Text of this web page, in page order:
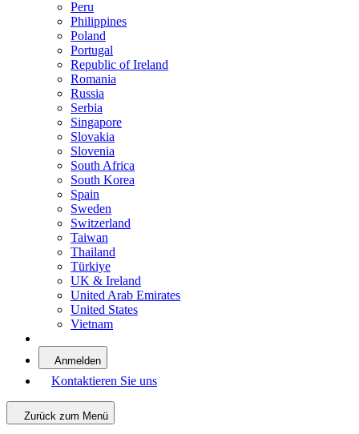
Peru
Philippines
Poland
Portugal
Republic of Ireland
Romania
Russia
Serbia
Singapore
Slovakia
Slovenia
South Africa
South Korea
Spain
Sweden
Switzerland
Taiwan
Thailand
Türkiye
UK & Ireland
United Arab Emirates
United States
Vietnam
Anmelden
Kontaktieren Sie uns
Zurück zum Menü